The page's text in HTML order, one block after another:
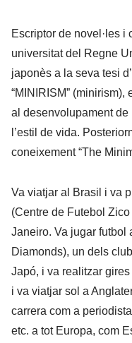
Escriptor de novel·les i
universitat del Regne
japonès a la seva tesi
“MINIRISM”
al desenvolupament de
l’estil de vida.
coneixement “The
Va viatjar al Brasil i va
(Centre de Futebol
Janeiro. Va jugar futbol
Diamonds), un dels
Japó, i va realitzar
i va viatjar sol a
carrera com a
etc. a tot Europa, com